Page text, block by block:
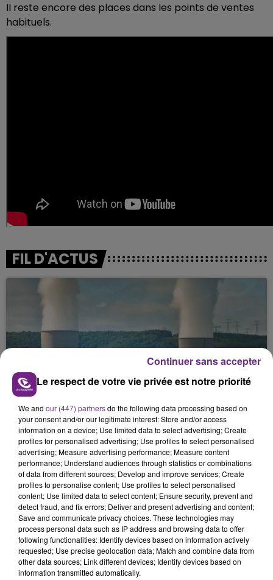
Il reste encore des places dans les points de ventes
habituels.
FIL D'ACTUS
LA CENTRALE NUCLÉAIRE DE CHOOZ
TOUJOURS À L'ARRÊT
Cela fait déjà une semaine que la centrale
nucléaire ardennaise est à l'arrêt. Une situation
justifiée par la sécheresse intense qui est toujours
présente.
LE MAGASIN JOUÉCLUB DE REIMS FERME
SES PORTES
C'était l'une des institutions du centre-ville
Le respect de votre vie privée est notre priorité
We and our (447) partnersdo the following data processing based on
your consent and/or our legitimate interest: Store and/or access
information on a device; Use limited data to select advertising; Create
profiles for personalised advertising; Use profiles to select personalised
advertising; Measure advertising performance; Measure content
performance; Understand audiences through statistics or combinations
of data from different sources; Develop and improve services; Create
profiles to personalise content; Use profiles to select personalised
content; Use limited data to select content; Ensure security, prevent and
detect fraud, and fix errors; Deliver and present advertising and content;
Save and communicate privacy choices. These technologies may
process personal data such as IP address and browsing data to offer
following functionalities: Identify devices based on information actively
requested; Use precise geolocation data; Match and combine data from
other data sources; Link different devices; Identify devices based on
information transmitted automatically.
Continuer sans accepter